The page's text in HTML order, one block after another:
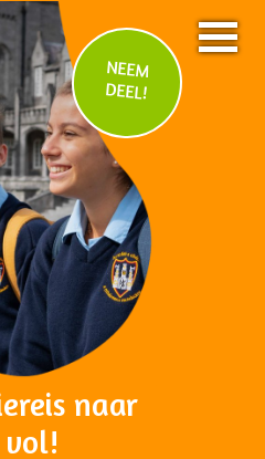
NEEM
DEEL!
naar